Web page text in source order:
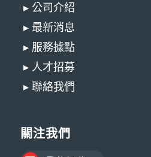
▸ 公司介紹
▸ 最新消息
▸ 服務據點
▸ 人才招募
▸ 聯絡我們
關注我們